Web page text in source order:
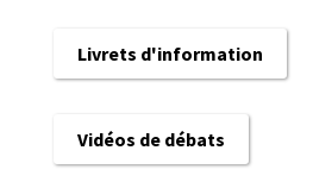
Livrets d'information
Vidéos de débats